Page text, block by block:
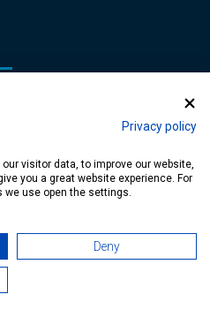
Privacy policy
visitor data, to improve our website,
you a great website experience. For
use open the settings.
Deny